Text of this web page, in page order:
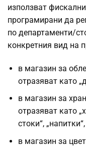
използват
програмирани да
по департаменти/
конкретния вид на
в магазин за
отразяват като
в магазин за
отразяват като
стоки“,
в магазин за